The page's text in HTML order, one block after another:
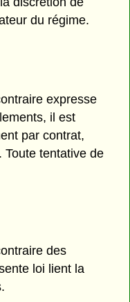
du régime.
expresse
il est
par contrat,
Toute tentative de
des
loi lient la